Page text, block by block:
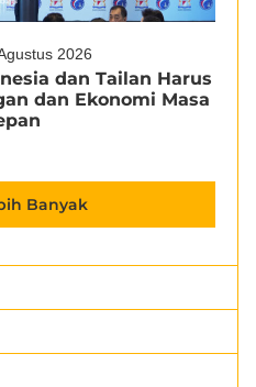
2026
dan Tailan Harus
dan Ekonomi Masa
Banyak